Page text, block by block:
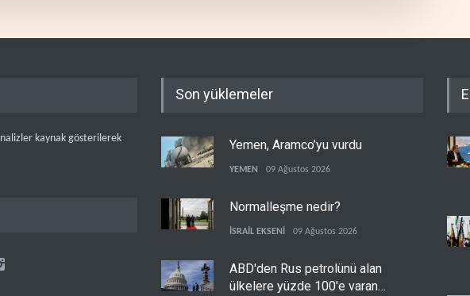
kaynak gösterilerek
Son yüklemeler
Yemen, Aramco’yu vurdu
YEMEN 09 Ağustos 2026
Normalleşme nedir?
İSRAİL EKSENİ 09 Ağustos 2026
ABD'den Rus petrolünü alan
ülkelere yüzde 100'e varan